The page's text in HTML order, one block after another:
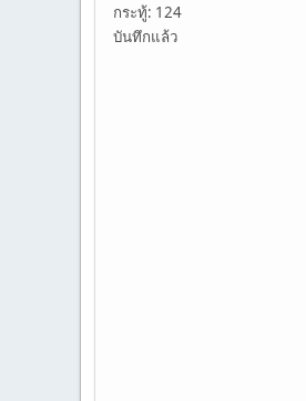
กระทู้: 124
บันทึกแล้ว